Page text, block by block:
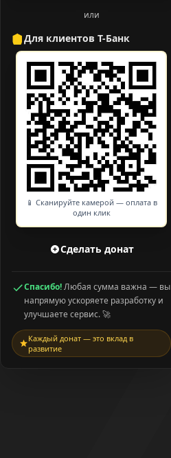
или
Для клиентов Т-Банк
📱 Сканируйте камерой — оплата в
один клик
Сделать донат
Спасибо!Любая сумма важна — вы
напрямую ускоряете разработку и
улучшаете сервис. 🚀
Каждый донат — это вклад в
развитие